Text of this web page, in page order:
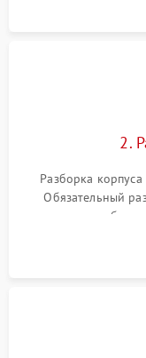
2.
Разборка
Обязательный
вспышки для
пыли, песка и